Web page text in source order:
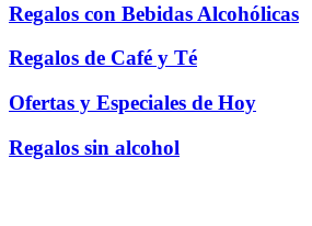
Regalos con Bebidas Alcohólicas
Regalos de Café y Té
Ofertas y Especiales de Hoy
Regalos sin alcohol